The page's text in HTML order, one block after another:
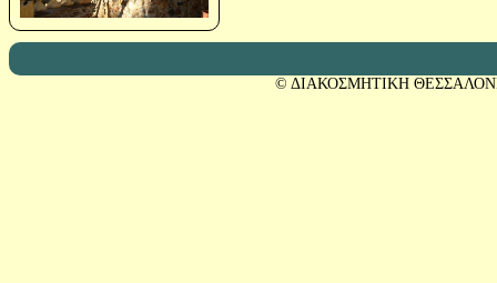
© ΔΙΑΚΟΣΜΗΤΙΚΗ